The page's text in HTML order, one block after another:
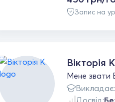
Запис на
Вікторія
Мене звати
Викладає:
Досвід: